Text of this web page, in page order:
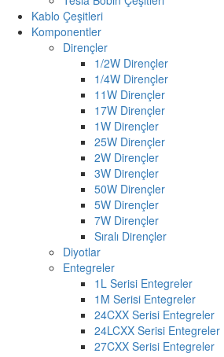
Kablo Çeşitleri
Komponentler
Dirençler
1/2W Dirençler
1/4W Dirençler
11W Dirençler
17W Dirençler
1W Dirençler
25W Dirençler
2W Dirençler
3W Dirençler
50W Dirençler
5W Dirençler
7W Dirençler
Sıralı Dirençler
Diyotlar
Entegreler
1L Serisi Entegreler
1M Serisi Entegreler
24CXX Serisi Entegreler
24LCXX Serisi Entegreler
27CXX Serisi Entegreler